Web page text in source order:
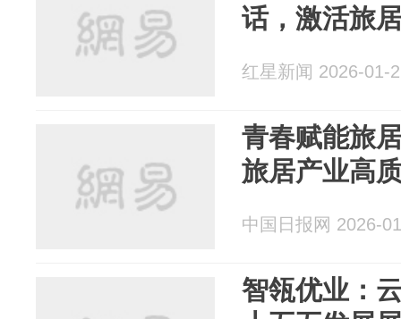
话，激活旅
红星新闻 2026-01-
青春赋能旅
旅居产业高
中国日报网 2026-
智瓴优业：